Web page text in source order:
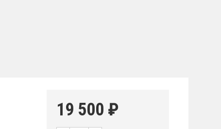
19 500 ₽